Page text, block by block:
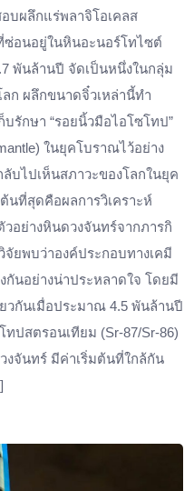
บผลึกแร่พลาจิโอเคลส
ซ่อนอยู่ในหินอะนอร์โทไซต์
พันล้านปี จัดเป็นหนึ่งในกลุ่ม
ก ผลึกขนาดจิ๋วเหล่านี้ทำ
บรักษา “รอยนิ้วมือไอโซโทป”
ในยุคโบราณไว้อย่าง
บไปเห็นสภาวะของโลกในยุค
นที่สุดคือผลการวิเคราะห์
อย่างหินดวงจันทร์จากภารกิ
จัยพบว่าองค์ประกอบทางเคมี
กันอย่างน่าประหลาดใจ โดยมี
วกันเมื่อประมาณ 4.5 พันล้านปี
ปสตรอนเทียม (Sr-87/Sr-86)
งจันทร์ มีค่าเริ่มต้นที่ใกล้กัน